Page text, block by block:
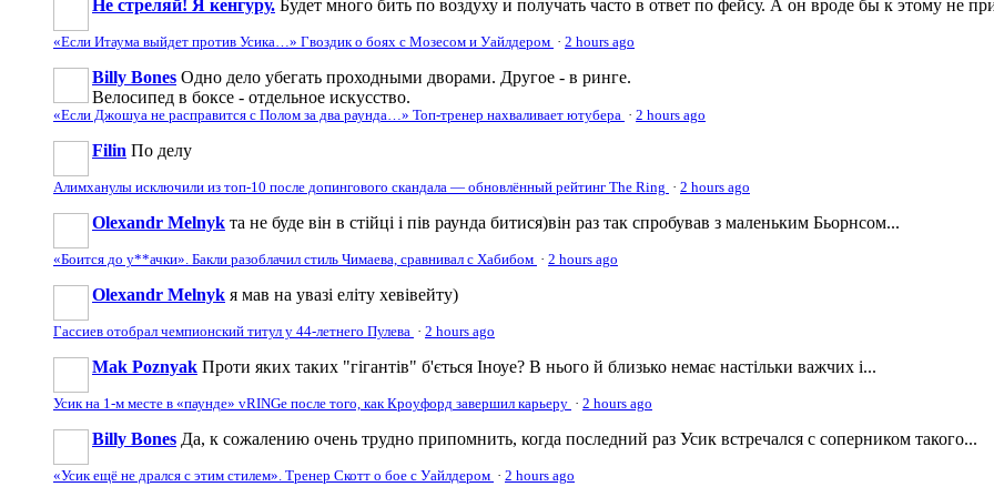
Не стреляй! Я кенгуру. Будет много бить по воздуху и получать часто в ответ по фейсу. А он вроде бы к этому не
«Если Итаума выйдет против Усика…» Гвоздик о боях с Мозесом и Уайлдером · 2 hours ago
Billy Bones Одно дело убегать проходными дворами. Другое - в ринге.
Велосипед в боксе - отдельное искусство.
«Если Джошуа не расправится с Полом за два раунда…» Топ-тренер нахваливает ютубера · 2 hours ago
Filin По делу
Алимханулы исключили из топ-10 после допингового скандала — обновлённый рейтинг The Ring · 2 hours ago
Olexandr Melnyk та не буде він в стійці і пів раунда битися)він раз так спробував з маленьким Бьорнсом...
«Боится до у**ачки». Бакли разоблачил стиль Чимаева, сравнивал с Хабибом · 2 hours ago
Olexandr Melnyk я мав на увазі еліту хевівейту)
Гассиев отобрал чемпионский титул у 44-летнего Пулева · 2 hours ago
Mak Poznyak Проти яких таких "гігантів" б'ється Іноуе? В нього й близько немає настільки важчих і...
Усик на 1-м месте в «паунде» vRINGe после того, как Кроуфорд завершил карьеру · 2 hours ago
Billy Bones Да, к сожалению очень трудно припомнить, когда последний раз Усик встречался с соперником такого...
«Усик ещё не дрался с этим стилем». Тренер Скотт о бое с Уайлдером · 2 hours ago